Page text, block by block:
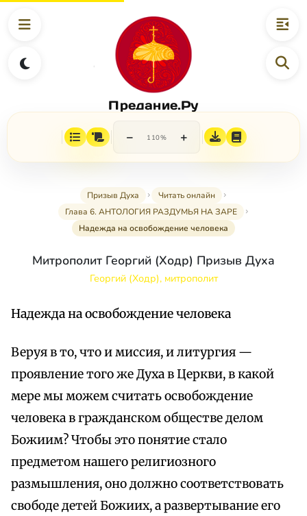
Предание.Ру
− 110% +
Призыв Духа
Читать онлайн
Глава 6. АНТОЛОГИЯ РАЗДУМЬЯ НА ЗАРЕ
Надежда на освобождение человека
Митрополит Георгий (Ходр) Призыв Духа
Георгий (Ходр), митрополит
Надежда на освобождение человека
Веруя в то, что и миссия, и литургия —
проявление того же Духа в Церкви, в какой
мере мы можем считать освобождение
человека в гражданском обществе делом
Божиим? Чтобы это понятие стало
предметом нашего религиозного
размышления, оно должно соответствовать
свободе детей Божиих, а развертывание его